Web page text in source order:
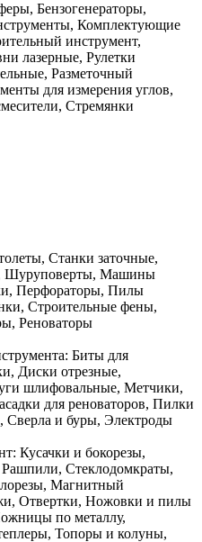
Бензогенераторы,
Комплектующие
инструмент,
лазерные, Рулетки
Разметочный
для измерения углов,
Стремянки
Станки заточные,
Шуруповерты, Машины
Перфораторы, Пилы
Строительные фены,
Реноваторы
Биты для
Диски отрезные,
шлифовальные, Метчики,
для реноваторов, Пилки
Сверла и буры, Электроды
Кусачки и бокорезы,
Стеклодомкраты,
Магнитный
Отвертки, Ножовки и пилы
по металлу,
Топоры и колуны,